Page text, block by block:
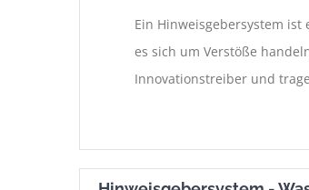
Ein Hinweisgebersystem
es sich um Verstöße
Innovationstreiber und